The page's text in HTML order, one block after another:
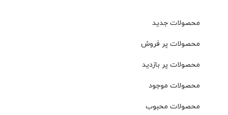
محصولات جدید
محصولات پر فروش
محصولات پر بازدید
محصولات موجود
محصولات محبوب